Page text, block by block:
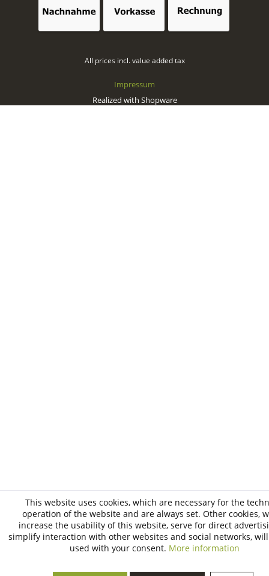
All prices incl. value added tax
Impressum
Realized with Shopware
This website uses cookies, which are necessary for the
operation of the website and are always set. Other cookies,
increase the usability of this website, serve for direct
simplify interaction with other websites and social networks,
used with your consent. More information